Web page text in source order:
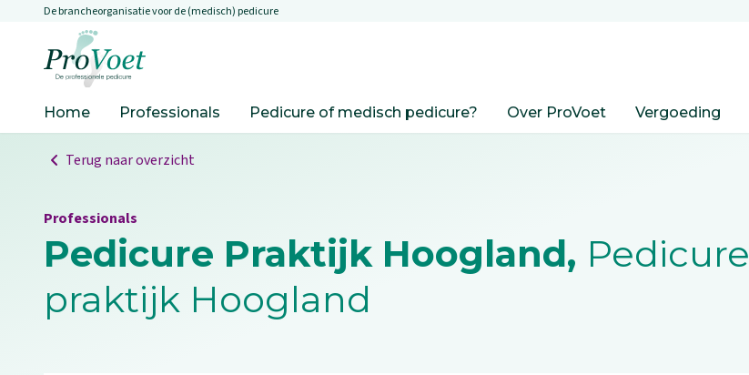
Overslaan en naar de inhoud gaan
De brancheorganisatie voor de (medisch) pedicure
Home Professionals Pedicure of medisch pedicure? Over ProVoet Vergoeding
Terug naar overzicht
Professionals
Pedicure Praktijk Hoogland, Pedicure
praktijk Hoogland